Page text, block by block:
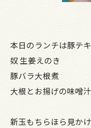
本日のランチは豚テ
奴 生姜えのき
豚バラ大根煮
大根とお揚げの味噌汁
新玉もちらほら見か